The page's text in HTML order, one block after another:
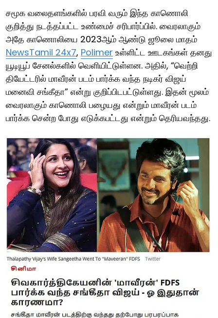
சமூக வலைதளங்களில் பரவி வரும் இந்த காணொலி
குறித்து நடத்தப்பட்ட உண்மைச் சரிபார்ப்பில். வைரலாகும்
அதே காணொலியை 2023ஆம் ஆண்டு ஜூலை மாதம்
NewsTamil 24x7, Polimer உள்ளிட்ட ஊடகங்கள் தனது
யூடியூப் சேனல்களில் வெளியிட்டுள்ளன. அதில், “வெற்றி
தியேட்டரில் மாவீரன் படம் பார்க்க வந்த நடிகர் விஜய்
மனைவி சங்கீதா” என்று குறிப்பிடபட்டுள்ளது. இதன் மூலம்
வைரலாகும் காணொலி பழையது என்றும் மாவீரன் படம்
பார்க்க சென்ற போது எடுக்கபட்டது என்றும் தெரியவந்தது.